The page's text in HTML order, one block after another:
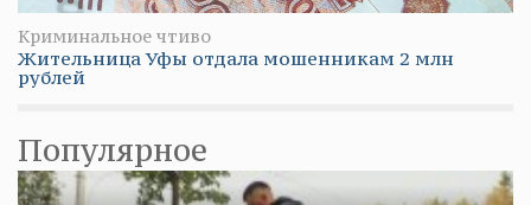
Криминальное чтиво
Жительница Уфы отдала мошенникам 2 млн
рублей
Популярное